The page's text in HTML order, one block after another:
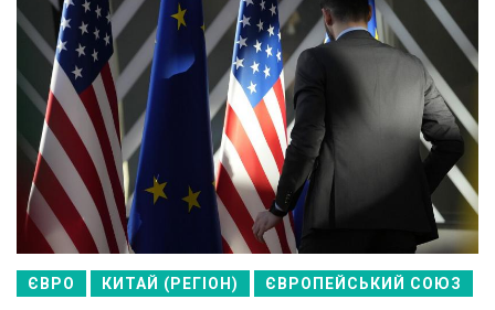
ЄВРО КИТАЙ (РЕГІОН) ЄВРОПЕЙСЬКИЙ СОЮЗ